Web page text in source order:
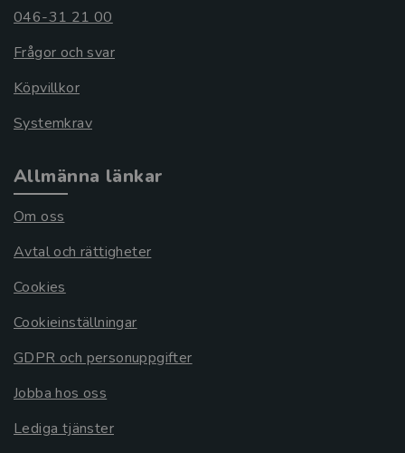
046-31 21 00
Frågor och svar
Köpvillkor
Systemkrav
Allmänna länkar
Om oss
Avtal och rättigheter
Cookies
Cookieinställningar
GDPR och personuppgifter
Jobba hos oss
Lediga tjänster